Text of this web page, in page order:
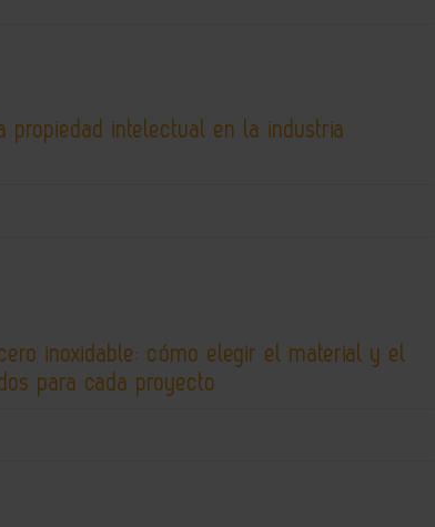
propiedad intelectual en la industria
inoxidable: cómo elegir el material y el
para cada proyecto